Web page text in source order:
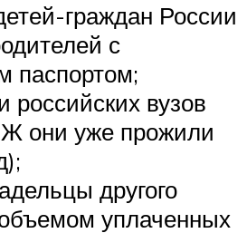
граждан России
с
паспортом;
российских вузов
они уже прожили
другого
уплаченных